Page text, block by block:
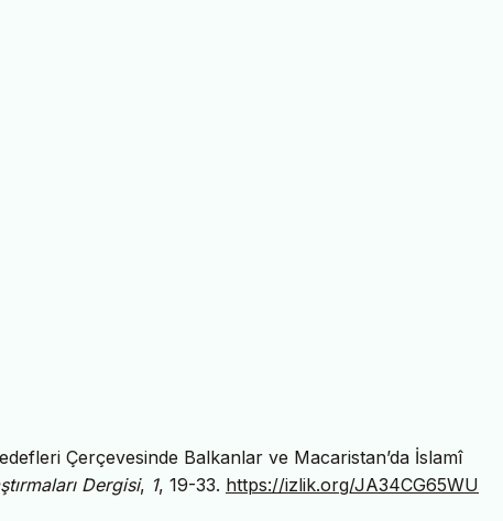
Çerçevesinde Balkanlar ve Macaristan’da İslamî
Dergisi, 1, 19-33. https://izlik.org/JA34CG65WU